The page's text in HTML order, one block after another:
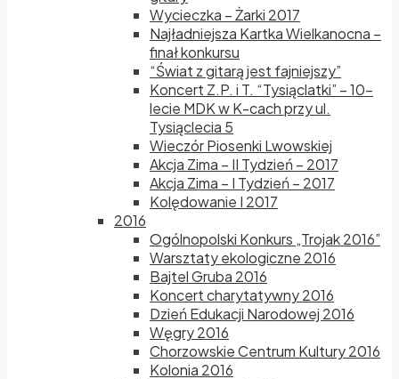
Wycieczka – Żarki 2017
Najładniejsza Kartka Wielkanocna –
finał konkursu
“Świat z gitarą jest fajniejszy”
Koncert Z.P. i T. “Tysiąclatki” – 10-
lecie MDK w K-cach przy ul.
Tysiąclecia 5
Wieczór Piosenki Lwowskiej
Akcja Zima – II Tydzień – 2017
Akcja Zima – I Tydzień – 2017
Kolędowanie I 2017
2016
Ogólnopolski Konkurs „Trojak 2016”
Warsztaty ekologiczne 2016
Bajtel Gruba 2016
Koncert charytatywny 2016
Dzień Edukacji Narodowej 2016
Węgry 2016
Chorzowskie Centrum Kultury 2016
Kolonia 2016